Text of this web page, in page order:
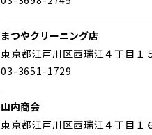
まつやクリーニング店
東京都江戸川区西瑞江４丁目１
03-3651-1729
山内商会
東京都江戸川区西瑞江４丁目１